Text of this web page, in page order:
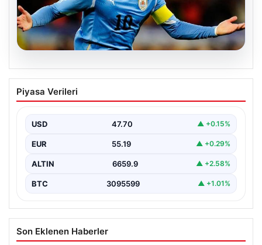
Diego Forlan Uruguay Milli Takımı’nın
yeni teknik direktörü oldu
Piyasa Verileri
USD 47.70 ▲ +0.15%
EUR 55.19 ▲ +0.29%
ALTIN 6659.9 ▲ +2.58%
BTC 3095599 ▲ +1.01%
Son Eklenen Haberler